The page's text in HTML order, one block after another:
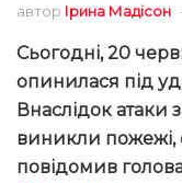
автор Ірина Мадісон
Сьогодні, 20
опинилася під
Внаслідок атаки
виникли пожежі,
повідомив